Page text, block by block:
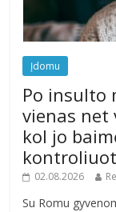
Įdomu
Po insulto
vienas net
kol jo
02.08.2026
Su Romu